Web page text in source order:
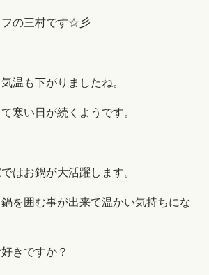
の三村です☆彡
温も下がりましたね。
寒い日が続くようです。
はお鍋が大活躍します。
を囲む事が出来て温かい気持ちにな
きですか？